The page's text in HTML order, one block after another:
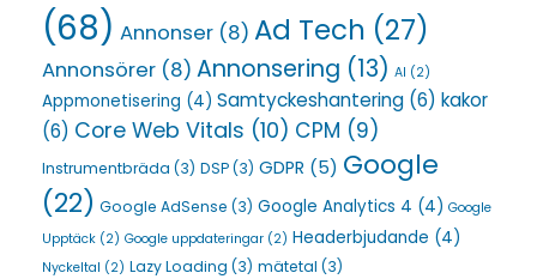
(68) Annonser (8) Ad Tech (27)
Annonsörer (8) Annonsering (13) AI (2)
Appmonetisering (4) Samtyckeshantering (6) kakor
(6) Core Web Vitals (10) CPM (9)
Instrumentbräda (3) DSP(3) GDPR (5) Google
(22) Google AdSense (3) Google Analytics 4 (4) Google
Upptäck (2) Google uppdateringar (2) Headerbjudande (4)
Nyckeltal (2) Lazy Loading (3) mätetal (3)